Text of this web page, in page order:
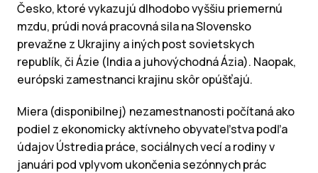
Česko, ktoré vykazujú dlhodobo vyššiu priemernú
mzdu, prúdi nová pracovná sila na Slovensko
prevažne z Ukrajiny a iných post sovietskych
republík, či Ázie (India a juhovýchodná Ázia). Naopak,
európski zamestnanci krajinu skôr opúšťajú.
Miera (disponibilnej) nezamestnanosti počítaná ako
podiel z ekonomicky aktívneho obyvateľstva podľa
údajov Ústredia práce, sociálnych vecí a rodiny v
januári pod vplyvom ukončenia sezónnych prác